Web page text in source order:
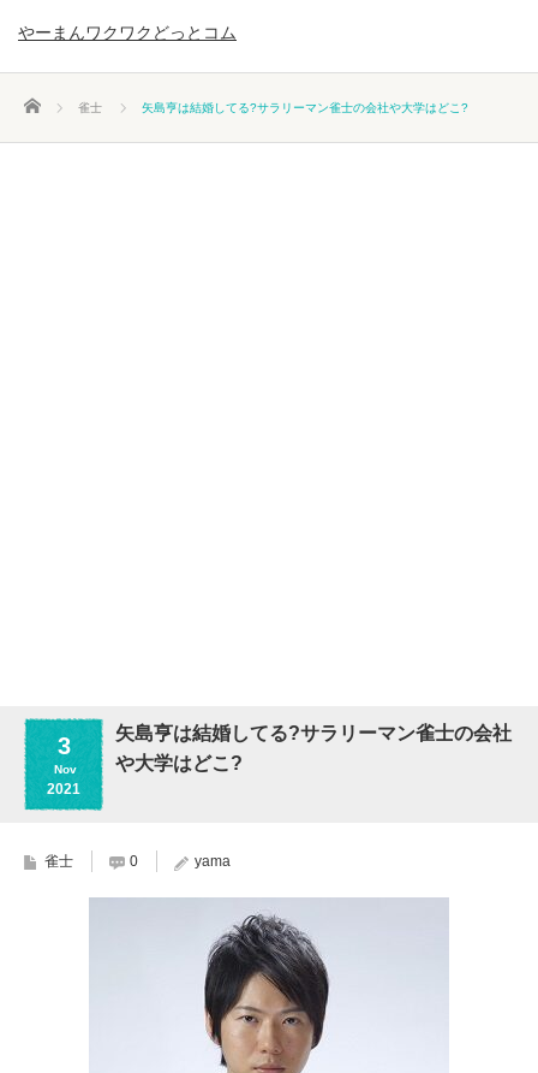
やーまんワクワクどっとコム
ホーム 雀士 矢島亨は結婚してる?サラリーマン雀士の会社や大学はどこ?
3
Nov
2021
矢島亨は結婚してる?サラリーマン雀士の会社
や大学はどこ?
雀士 0 yama